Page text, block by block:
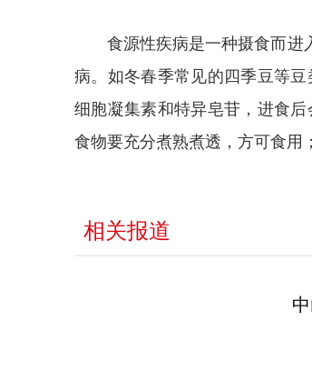
食源性疾病是一种摄食而进
病。如冬春季常见的四季豆等
细胞凝集素和特异皂苷，进食
食物要充分煮熟煮透，方可食用
相关报道